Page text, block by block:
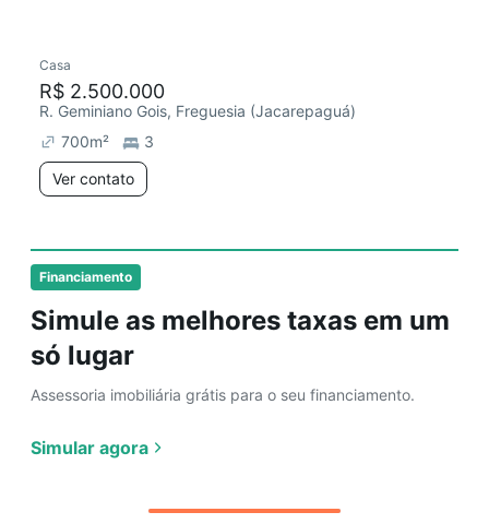
Financiamento
Simule as melhores taxas em um
só lugar
Assessoria imobiliária grátis para o seu financiamento.
Simular agora
Casa
R$ 2.500.000
R. Geminiano Gois, Freguesia (Jacarepaguá)
700m²
3
Ver contato